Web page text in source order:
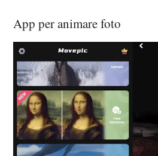
App per animare foto